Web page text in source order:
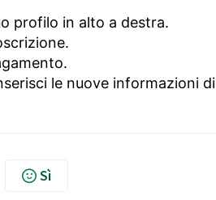
profilo in alto a destra.
le nuove informazioni di
Sì